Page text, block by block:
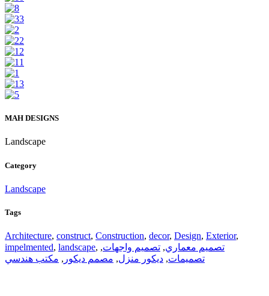
MAH DESIGNS
Landscape
Category
Landscape
Tags
Architecture, construct, Construction, decor, Design, Exterior,
impelmented, landscape, تصميم معماري, تصميم واجهات,
تصميمات, ديكور منزل, مصمم ديكور , مكتب هندسي